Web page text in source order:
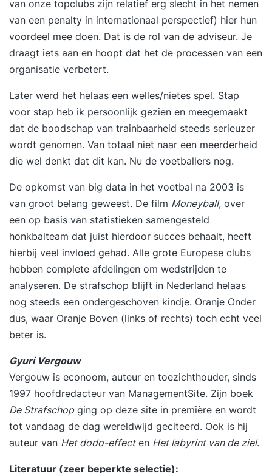
van onze topclubs zijn relatief erg slecht in het nemen
van een penalty in internationaal perspectief) hier hun
voordeel mee doen. Dat is de rol van de adviseur. Je
draagt iets aan en hoopt dat het de processen van een
organisatie verbetert.
Later werd het helaas een welles/nietes spel. Stap
voor stap heb ik persoonlijk gezien en meegemaakt
dat de boodschap van trainbaarheid steeds serieuzer
wordt genomen. Van totaal niet naar een meerderheid
die wel denkt dat dit kan. Nu de voetballers nog.
De opkomst van big data in het voetbal na 2003 is
van groot belang geweest. De film Moneyball, over
een op basis van statistieken samengesteld
honkbalteam dat juist hierdoor succes behaalt, heeft
hierbij veel invloed gehad. Alle grote Europese clubs
hebben complete afdelingen om wedstrijden te
analyseren. De strafschop blijft in Nederland helaas
nog steeds een ondergeschoven kindje. Oranje Onder
dus, waar Oranje Boven (links of rechts) toch echt veel
beter is.
Gyuri Vergouw
Vergouw is econoom, auteur en toezichthouder, sinds
1997 hoofdredacteur van ManagementSite. Zijn boek
De Strafschopging op deze site in première en wordt
tot vandaag de dag wereldwijd geciteerd. Ook is hij
auteur van Het dodo-effecten Het labyrint van de ziel.
Literatuur (zeer beperkte selectie):